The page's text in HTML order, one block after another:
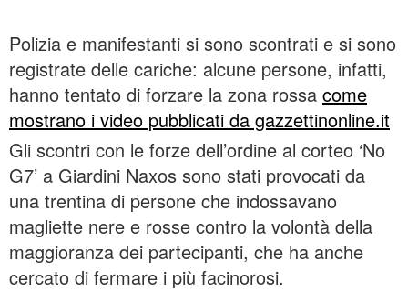
Polizia e manifestanti si sono scontrati e si sono
registrate delle cariche: alcune persone, infatti,
hanno tentato di forzare la zona rossa come
mostrano i video pubblicati da gazzettinonline.it
Gli scontri con le forze dell’ordine al corteo ‘No
G7’ a Giardini Naxos sono stati provocati da
una trentina di persone che indossavano
magliette nere e rosse contro la volontà della
maggioranza dei partecipanti, che ha anche
cercato di fermare i più facinorosi.